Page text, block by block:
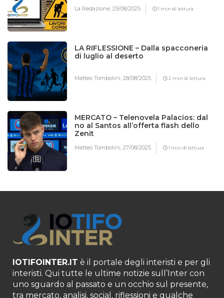
La Redazione,29/08/2025 1 min di lettura
LA RIFLESSIONE – Dalla spacconeria
di luglio al deserto
Matteo Tombolini,28/08/2025 2 min di lettura
MERCATO – Telenovela Palacios: dal
no al Santos all’offerta flash dello
Zenit
Matteo Tombolini,27/08/2025 1 min di lettura
IOTIFOINTER.IT è il portale degli interisti e per gli
interisti. Qui tutte le ultime notizie sull’Inter con
uno sguardo al passato e un occhio sul presente,
tra mercato, analisi, social, riflessioni e qualche